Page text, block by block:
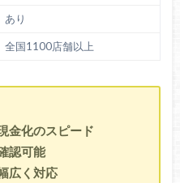
あり
全国1100店舗以上
金化のスピード
認可能
広く対応